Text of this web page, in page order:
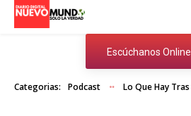
Escúchanos Online
Categorias: Podcast Lo Que Hay